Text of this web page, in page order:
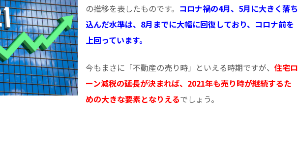
の推移を表したものです。 コロナ禍の4月、5月に大きく落ち
込んだ水準は、8月までに大幅に回復しており、コロナ前を
上回っています。
今もまさに「不動産の売り時」といえる時期ですが、 住宅ロ
ーン減税の延長が決まれば、2021年も売り時が継続するた
めの大きな要素となりえるでしょう。